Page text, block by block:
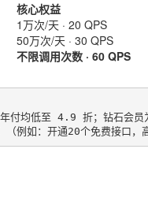
核心权益
1万次/天 · 20 QPS
50万次/天 · 30 QPS
不限调用次数 · 60 QPS
付均低至 4.9 折；钻石会员
例如：开通20个免费接口，